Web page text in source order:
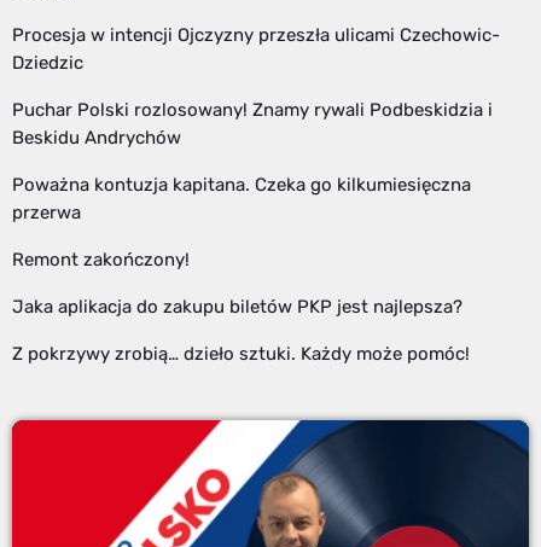
Procesja w intencji Ojczyzny przeszła ulicami Czechowic-
Dziedzic
Puchar Polski rozlosowany! Znamy rywali Podbeskidzia i
Beskidu Andrychów
Poważna kontuzja kapitana. Czeka go kilkumiesięczna
przerwa
Remont zakończony!
Jaka aplikacja do zakupu biletów PKP jest najlepsza?
Z pokrzywy zrobią… dzieło sztuki. Każdy może pomóc!